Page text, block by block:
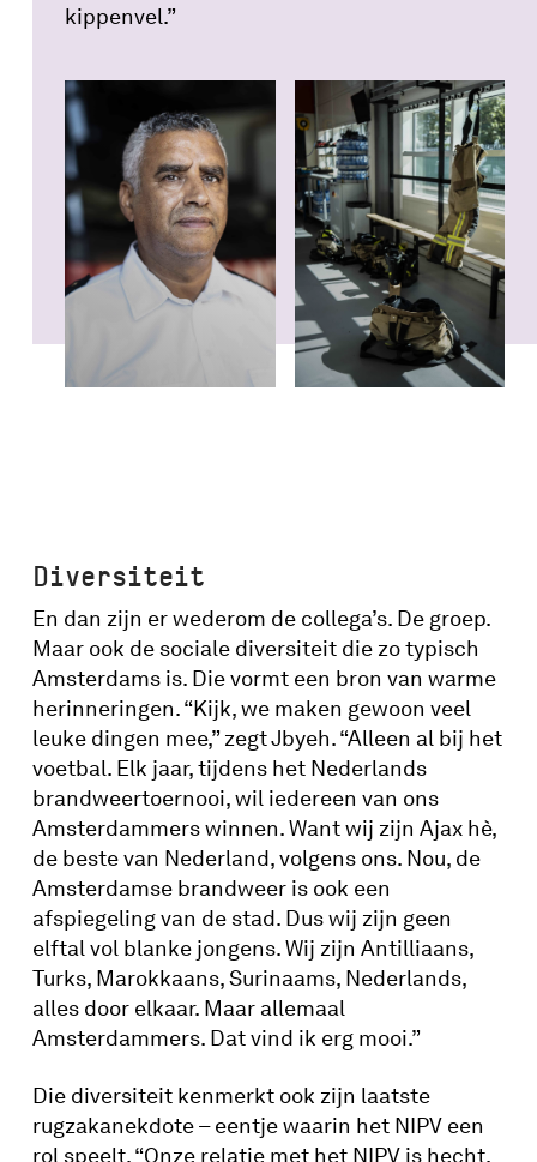
kippenvel.”
Diversiteit
En dan zijn er wederom de collega’s. De groep.
Maar ook de sociale diversiteit die zo typisch
Amsterdams is. Die vormt een bron van warme
herinneringen. “Kijk, we maken gewoon veel
leuke dingen mee,” zegt Jbyeh. “Alleen al bij het
voetbal. Elk jaar, tijdens het Nederlands
brandweertoernooi, wil iedereen van ons
Amsterdammers winnen. Want wij zijn Ajax hè,
de beste van Nederland, volgens ons. Nou, de
Amsterdamse brandweer is ook een
afspiegeling van de stad. Dus wij zijn geen
elftal vol blanke jongens. Wij zijn Antilliaans,
Turks, Marokkaans, Surinaams, Nederlands,
alles door elkaar. Maar allemaal
Amsterdammers. Dat vind ik erg mooi.”
Die diversiteit kenmerkt ook zijn laatste
rugzakanekdote – eentje waarin het NIPV een
rol speelt. “Onze relatie met het NIPV is hecht.